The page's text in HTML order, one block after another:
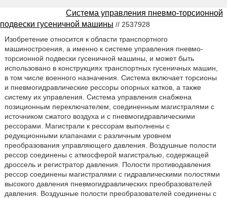
Система управления пневмо-торсионной
подвески гусеничной машины // 2537928
Изобретение относится к области транспортного
машиностроения, а именно к системе управления пневмо-
торсионной подвески гусеничной машины, и может быть
использовано в конструкциях транспортных гусеничных машин,
в том числе военного назначения. Система включает торсионы
и пневмогидравлические рессоры опорных катков, а также
систему их управления. Система управления снабжена
позиционным переключателем, соединенным магистралями с
источником сжатого воздуха и с пневмогидравлическими
рессорами. Магистрали к рессорам выполнены с
редукционными клапанами с различным уровнем
преобразования управляющего давления. Воздушные полости
рессор соединены с атмосферой магистралью, содержащей
дроссель и регистратор давления. Полости противодавления
рессор соединены магистралями с гидравлическими полостями
высокого давления пневмогидравлических преобразователей
давления. Воздушные полости преобразователей соединены с